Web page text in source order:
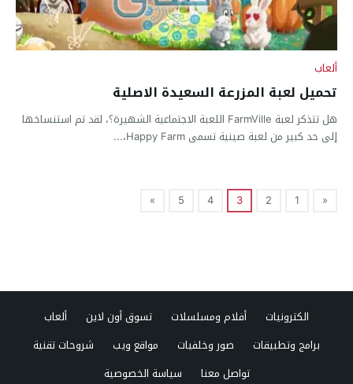
ألعاب
تحميل لعبة المزرعة السعيدة الاصلية
هل تتذكر لعبة FarmVille اللعبة الاجتماعية الشهيرة؟، لقد تم استنساخها
إلى حد كبير من لعبة صينية تسمى Happy Farm،...
«
1
2
3
4
5
»
الكترونيات أفلام ومسلسلات تسوق أون لاين
ألعاب
برامج وتطبيقات
صور وخلفيات مواقع ويب
شروحات تقنية
تواصل معنا
سياسة الخصوصية